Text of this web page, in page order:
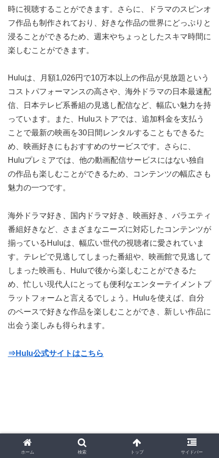
時に視聴することができます。さらに、ドラマのスピンオ
フ作品も制作されており、好きな作品の世界にどっぷりと
浸ることができるため、週末やちょっとしたスキマ時間に
楽しむことができます。
Huluは、月額1,026円で10万本以上の作品が見放題という
コストパフォーマンスの高さや、海外ドラマの日本最速配
信、日本テレビ系番組の見逃し配信など、幅広い魅力を持
っています。また、Huluストアでは、追加料金を支払う
ことで最新の映画を30日間レンタルすることもできるた
め、映画好きにもおすすめのサービスです。さらに、
Huluプレミアでは、他の動画配信サービスにはない独自
の作品も楽しむことができるため、コンテンツの幅広さも
魅力の一つです。
海外ドラマ好き、国内ドラマ好き、映画好き、バラエティ
番組好きなど、さまざまなニーズに対応したコンテンツが
揃っているHuluは、幅広い世代の視聴者に愛されていま
す。テレビで見逃してしまった番組や、映画館で見逃して
しまった映画も、Huluで後から楽しむことができるた
め、忙しい現代人にとっても便利なエンターテイメントプ
ラットフォームと言えるでしょう。Huluを使えば、自分
のペースで好きな作品を楽しむことができ、新しい作品に
出会う楽しみも得られます。
⇒Hulu公式サイトはこちら
動画配信情報
ホーム 検索 トップ サイドバー